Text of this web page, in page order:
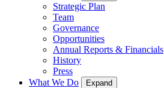
Strategic Plan
Team
Governance
Opportunities
Annual Reports & Financials
History
Press
What We Do
Expand